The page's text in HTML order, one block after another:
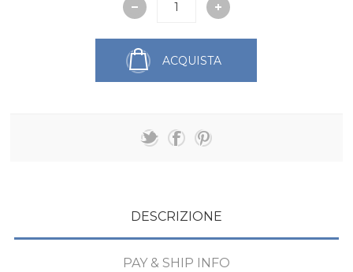
ACQUISTA
DESCRIZIONE
PAY & SHIP INFO